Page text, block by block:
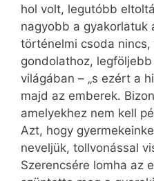
hol volt, legutóbb
nagyobb a gyakorlatuk
történelmi csoda
gondolathoz,
világában – „s ezért a
majd az emberek.
amelyekhez nem kell
Azt, hogy
neveljük, tollvonással
Szerencsére lomha az